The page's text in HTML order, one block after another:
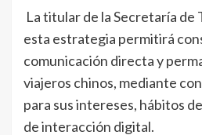
La titular de la Secretaría de
esta estrategia permitirá
comunicación directa y
viajeros chinos, mediante
para sus intereses, hábitos
de interacción digital.